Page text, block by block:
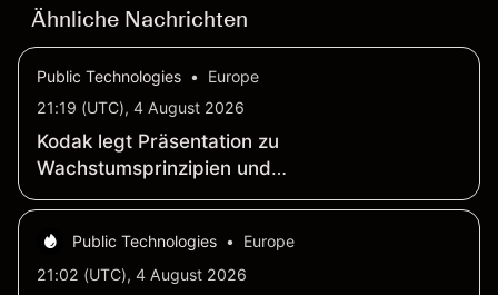
Ähnliche Nachrichten
Public Technologies •
Europe
21:19 (UTC), 4 August 2026
Kodak legt Präsentation zu
Wachstumsprinzipien und
Kapitalallokationsrahmen vor
Public Technologies •
Europe
21:02 (UTC), 4 August 2026